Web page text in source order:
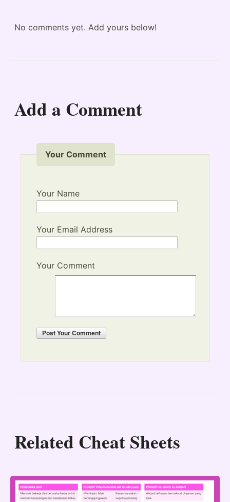
No comments yet. Add yours below!
Add a Comment
Your Comment
Your Name
Your Email Address
Your Comment
PostYour Comment
Related Cheat Sheets